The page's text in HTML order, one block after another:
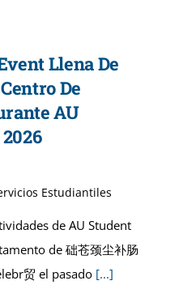
Llena De
De
AU
Estudiantiles
de AU Student
de 础苍颈尘补肠
贸 el pasado[...]